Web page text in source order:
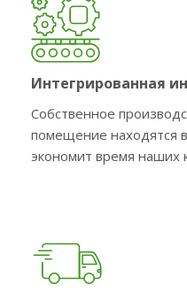
Интегрированная
Собственное
помещение находятся
экономит время наших